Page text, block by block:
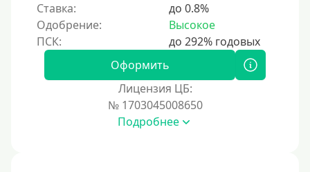
Ставка:
до 0.8%
Одобрение:
Высокое
Оформить
Лицензия ЦБ:
№ 1703045008650
Подробнее